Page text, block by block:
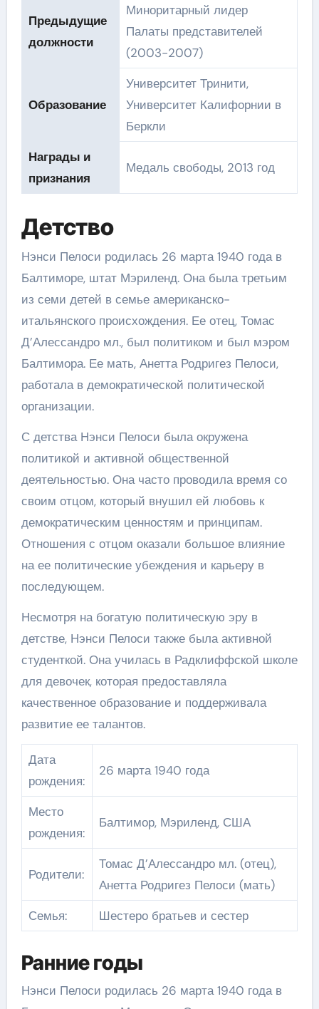
Предыдущие
должности
Миноритарный лидер
Палаты представителей
(2003-2007)
Образование
Университет Тринити,
Университет Калифорнии в
Беркли
Награды и
признания
Медаль свободы, 2013 год
Детство
Нэнси Пелоси родилась 26 марта 1940 года в
Балтиморе, штат Мэриленд. Она была третьим
из семи детей в семье американско-
итальянского происхождения. Ее отец, Томас
Д’Алессандро мл., был политиком и был мэром
Балтимора. Ее мать, Анетта Родригез Пелоси,
работала в демократической политической
организации.
С детства Нэнси Пелоси была окружена
политикой и активной общественной
деятельностью. Она часто проводила время со
своим отцом, который внушил ей любовь к
демократическим ценностям и принципам.
Отношения с отцом оказали большое влияние
на ее политические убеждения и карьеру в
последующем.
Несмотря на богатую политическую эру в
детстве, Нэнси Пелоси также была активной
студенткой. Она училась в Радклиффской школе
для девочек, которая предоставляла
качественное образование и поддерживала
развитие ее талантов.
Дата
рождения:
26 марта 1940 года
Место
рождения:
Балтимор, Мэриленд, США
Родители:
Томас Д’Алессандро мл. (отец),
Анетта Родригез Пелоси (мать)
Семья:
Шестеро братьев и сестер
Ранние годы
Нэнси Пелоси родилась 26 марта 1940 года в